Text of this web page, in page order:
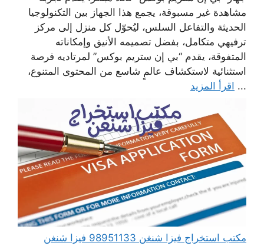
مشاهدة غير مسبوقة، يجمع هذا الجهاز بين التكنولوجيا
الحديثة والتفاعل السلس، ليُحوّل كل منزل إلى مركز
ترفيهي متكامل، بفضل تصميمه الأنيق وإمكاناته
المتفوقة، يقدم “بي إن ستريم بوكس” لمرتاديه فرصة
استثنائية لاستكشاف عالمٍ شاسع من المحتوى المتنوع،
... اقرأ المزيد
مكتب استخراج فيزا شنغن 98951133 فيزا شنغن